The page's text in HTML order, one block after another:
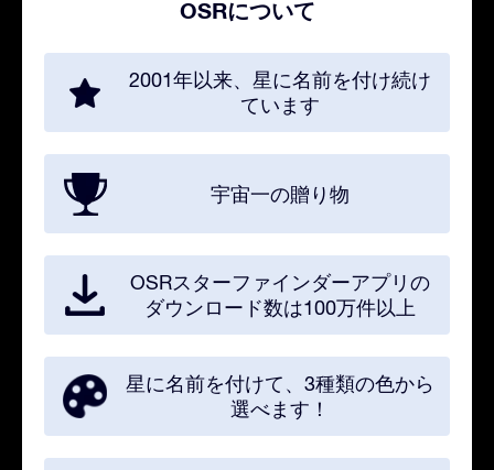
OSRについて
2001年以来、星に名前を付け続け
ています
宇宙一の贈り物
OSRスターファインダーアプリの
ダウンロード数は100万件以上
星に名前を付けて、3種類の色から
選べます！